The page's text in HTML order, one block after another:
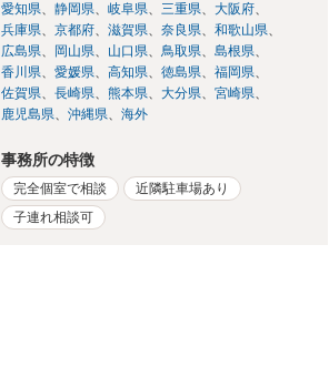
愛知県
静岡県 岐阜県 三重県
大阪府
兵庫県
京都府 滋賀県 奈良県
和歌山県
広島県
岡山県 山口県 鳥取県
島根県
香川県
愛媛県 高知県 徳島県
福岡県
佐賀県
長崎県 熊本県 大分県
宮崎県
鹿児島県
沖縄県 海外
事務所の特徴
完全個室で相談
近隣駐車場あり
子連れ相談可